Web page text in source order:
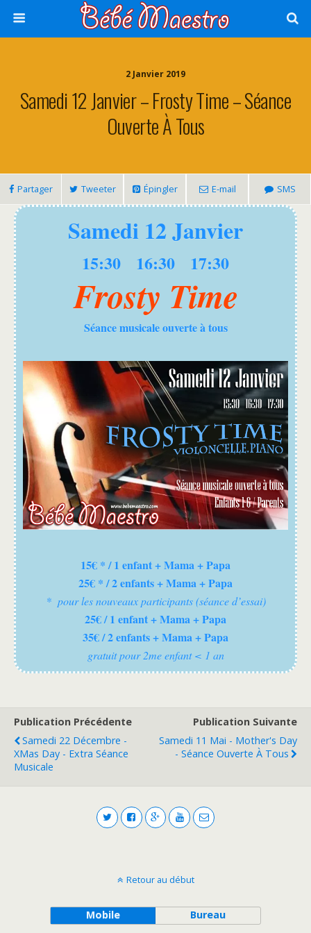
2 Janvier 2019
Samedi 12 Janvier – Frosty Time – Séance
Ouverte À Tous
Partager Tweeter Épingler E-mail SMS
Samedi 12 Janvier
15:30 16:30 17:30
Frosty Time
Séance musicale ouverte à tous
15€ * / 1 enfant + Mama + Papa
25€ * / 2 enfants + Mama + Papa
* pour les nouveaux participants (séance d’essai)
25€ / 1 enfant + Mama + Papa
35€ / 2 enfants + Mama + Papa
gratuit pour 2me enfant < 1 an
Publication Précédente
Samedi 22 Décembre -
XMas Day - Extra Séance
Musicale
Publication Suivante
Samedi 11 Mai - Mother's Day
- Séance Ouverte À Tous
Retour au début
Mobile Bureau